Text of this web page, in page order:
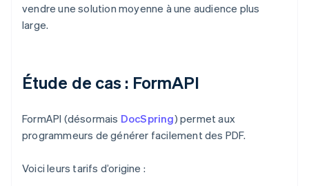
vendre une solution moyenne à une audience plus
large.
Étude de cas : FormAPI
FormAPI (désormais DocSpring) permet aux
programmeurs de générer facilement des PDF.
Voici leurs tarifs d’origine :